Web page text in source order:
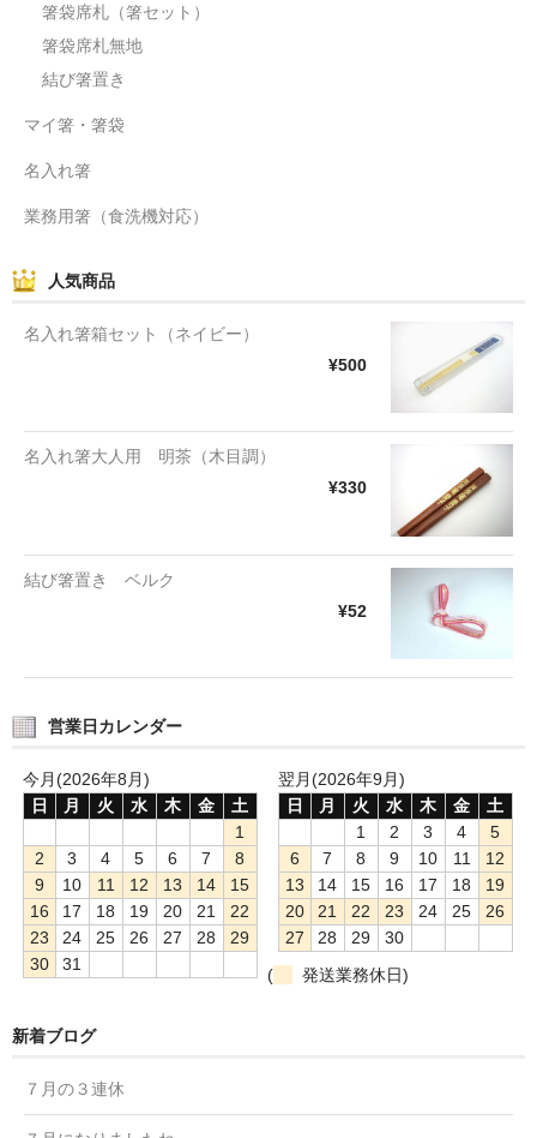
箸袋席札（箸セット）
箸袋席札無地
結び箸置き
マイ箸・箸袋
名入れ箸
業務用箸（食洗機対応）
人気商品
名入れ箸箱セット（ネイビー）
¥500
名入れ箸大人用 明茶（木目調）
¥330
結び箸置き ベルク
¥52
営業日カレンダー
今月(2026年8月)
日
月 火 水 木 金
土
1
2
3 4 5 6 7
8
9
10 11 12 13 14
15
16
17 18 19 20 21
22
23
24 25 26 27 28
29
30
31
翌月(2026年9月)
日
月 火 水 木 金
土
1
2 3 4
5
6
7 8 9 10 11
12
13
14 15 16 17 18
19
20
21 22 23 24 25
26
27
28 29
30
(
発送業務休日)
新着ブログ
７月の３連休